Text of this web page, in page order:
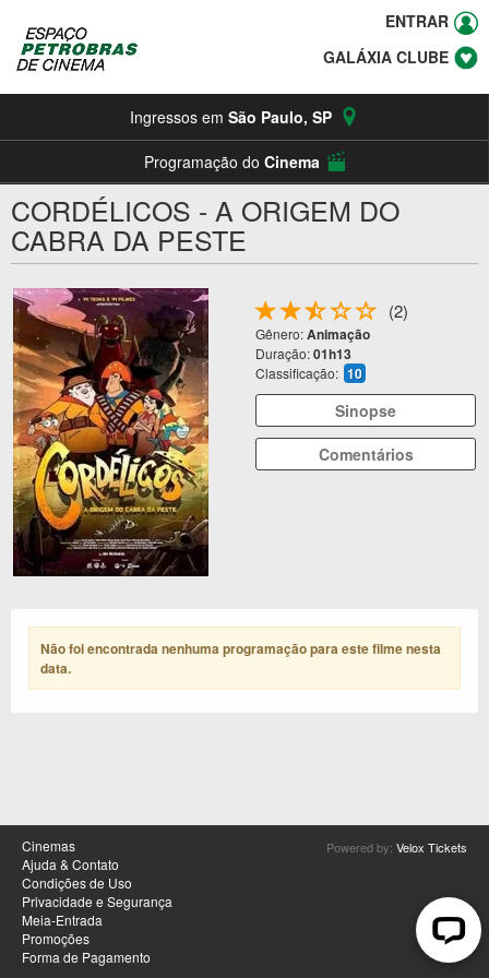
ENTRAR
GALÁXIA CLUBE
Ingressos em São Paulo, SP
Programação do Cinema
CORDÉLICOS - A ORIGEM DO
CABRA DA PESTE
(2)
Gênero:Animação
Duração:01h13
Classificação: 10
Sinopse
Comentários
Não foi encontrada nenhuma programação para este filme nesta
data.
Cinemas
Ajuda & Contato
Condições de Uso
Privacidade e Segurança
Meia-Entrada
Promoções
Forma de Pagamento
Powered by: Velox Tickets